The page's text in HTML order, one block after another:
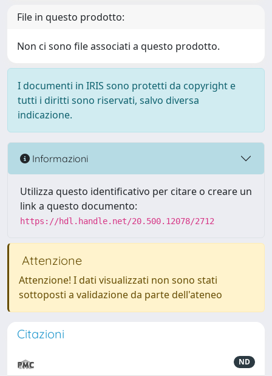
File in questo prodotto:
Non ci sono file associati a questo prodotto.
I documenti in IRIS sono protetti da copyright e
tutti i diritti sono riservati, salvo diversa
indicazione.
Informazioni
Utilizza questo identificativo per citare o creare un
link a questo documento:
https://hdl.handle.net/20.500.12078/2712
Attenzione
Attenzione! I dati visualizzati non sono stati
sottoposti a validazione da parte dell'ateneo
Citazioni
ND